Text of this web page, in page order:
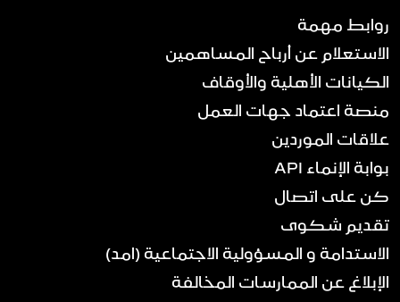
روابط مهمة
الاستعلام عن أرباح المساهمين
الكيانات الأهلية والأوقاف
منصة اعتماد جهات العمل
علاقات الموردين
بوابة الإنماء API
كن على اتصال
تقديم شكوى
الاستدامة و المسؤولية الاجتماعية (امد)
الإبلاغ عن الممارسات المخالفة